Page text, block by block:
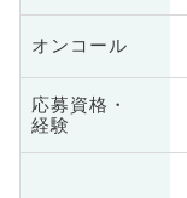
オンコール
応募資格・
経験